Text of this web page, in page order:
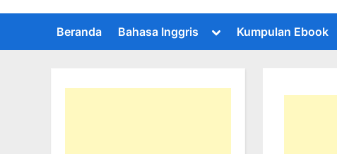
Beranda Bahasa Inggris
Toggle
menu
Kumpulan Ebook